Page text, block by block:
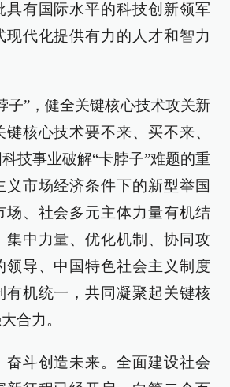
具有国际水平的科技创新领军
现代化提供有力的人才和智力
子”，健全关键核心技术攻关新
核心技术要不来、买不来、
技事业破解“卡脖子”难题的重
义市场经济条件下的新型举国
场、社会多元主体力量有机结
集中力量、优化机制、协同攻
领导、中国特色社会主义制度
有机统一，共同凝聚起关键核
合力。
奋斗创造未来。全面建设社会